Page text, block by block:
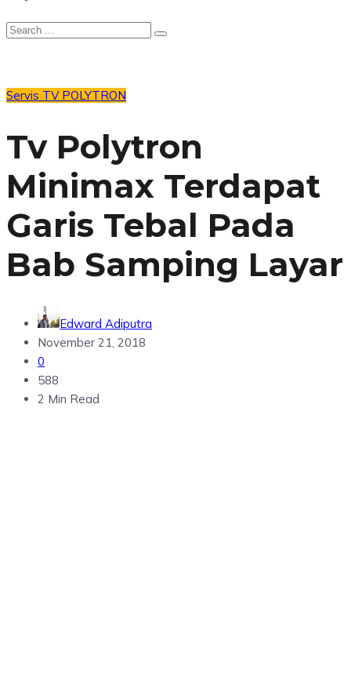
Servis TV POLYTRON
Tv Polytron
Minimax Terdapat
Garis Tebal Pada
Bab Samping Layar
Edward Adiputra
November 21, 2018
0
588
2 Min Read